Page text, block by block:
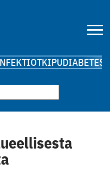
KIPUDIABETES